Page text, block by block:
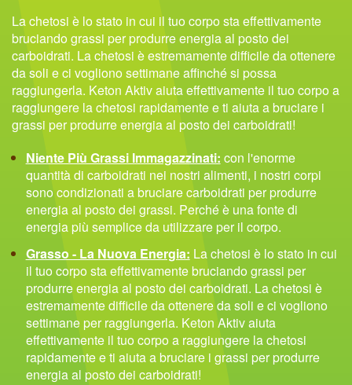
La chetosi è lo stato in cui il tuo corpo sta effettivamente
bruciando grassi per produrre energia al posto dei
carboidrati. La chetosi è estremamente difficile da ottenere
da soli e ci vogliono settimane affinché si possa
raggiungerla. Keton Aktiv aiuta effettivamente il tuo corpo a
raggiungere la chetosi rapidamente e ti aiuta a bruciare i
grassi per produrre energia al posto dei carboidrati!
Niente Più Grassi Immagazzinati: con l'enorme
quantità di carboidrati nei nostri alimenti, i nostri corpi
sono condizionati a bruciare carboidrati per produrre
energia al posto dei grassi. Perché è una fonte di
energia più semplice da utilizzare per il corpo.
Grasso - La Nuova Energia: La chetosi è lo stato in cui
il tuo corpo sta effettivamente bruciando grassi per
produrre energia al posto dei carboidrati. La chetosi è
estremamente difficile da ottenere da soli e ci vogliono
settimane per raggiungerla. Keton Aktiv aiuta
effettivamente il tuo corpo a raggiungere la chetosi
rapidamente e ti aiuta a bruciare i grassi per produrre
energia al posto dei carboidrati!